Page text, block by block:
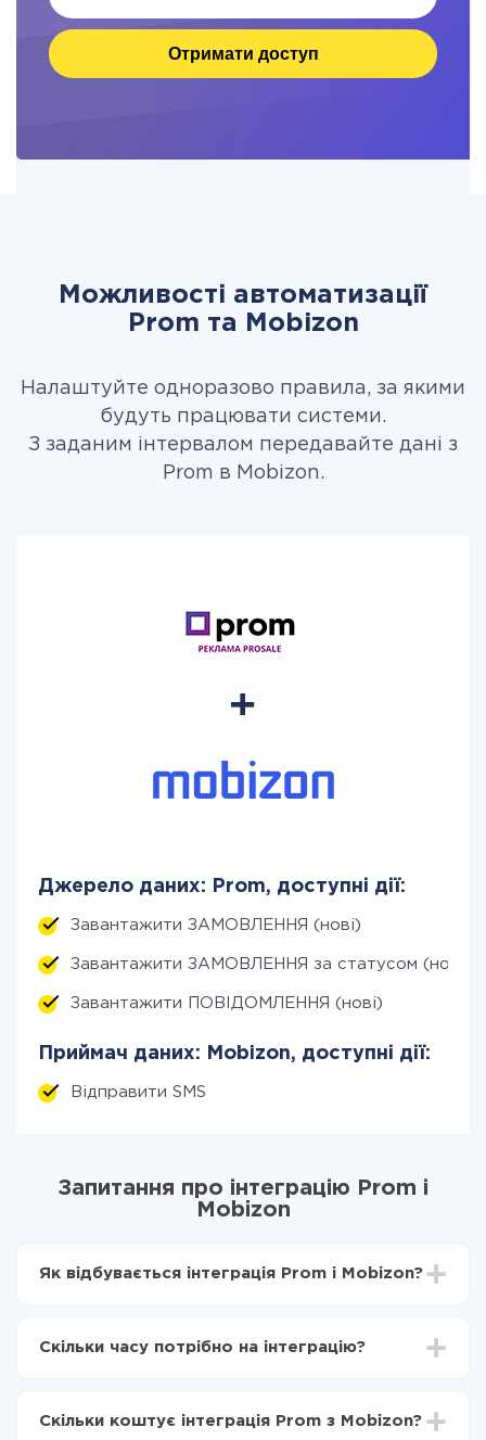
Отримати доступ
Можливості автоматизації
Prom та Mobizon
Налаштуйте одноразово правила, за якими
будуть працювати системи.
З заданим інтервалом передавайте дані з
Prom в Mobizon.
Джерело даних: Prom, доступні дії:
Завантажити ЗАМОВЛЕННЯ (нові)
Завантажити ЗАМОВЛЕННЯ за статусом (нові)
Завантажити ПОВІДОМЛЕННЯ (нові)
Приймач даних: Mobizon, доступні дії:
Відправити SMS
Запитання про інтеграцію Prom і
Mobizon
Як відбувається інтеграція Prom і Mobizon?
Вибираєте які дані передавати з Prom в Mobizon
Prom в Mobizon
Скільки часу потрібно на інтеграцію?
становити від 5-ти до 30-хвилин. У середньому
Скільки коштує інтеграція Prom з Mobizon?